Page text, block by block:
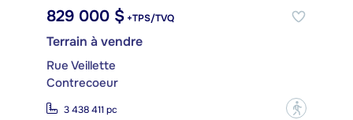
829 000 $ +TPS/TVQ
Terrain à vendre
Rue Veillette
Contrecoeur
3 438 411 pc ?